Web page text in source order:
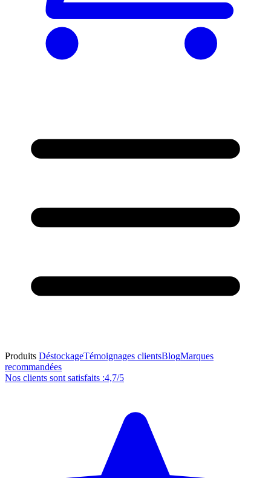
Produits DéstockageTémoignages clientsBlogMarques
recommandées
Nos clients sont satisfaits :4,7/5